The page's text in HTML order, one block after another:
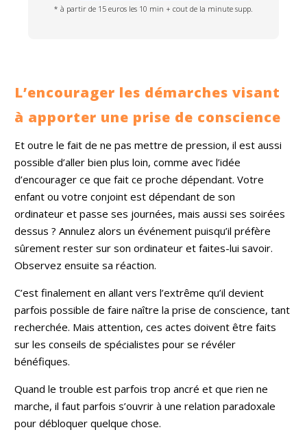
* à partir de 15 euros les 10 min + cout de la minute supp.
L’encourager les démarches visant
à apporter une prise de conscience
Et outre le fait de ne pas mettre de pression, il est aussi
possible d’aller bien plus loin, comme avec l’idée
d’encourager ce que fait ce proche dépendant. Votre
enfant ou votre conjoint est dépendant de son
ordinateur et passe ses journées, mais aussi ses soirées
dessus ? Annulez alors un événement puisqu’il préfère
sûrement rester sur son ordinateur et faites-lui savoir.
Observez ensuite sa réaction.
C’est finalement en allant vers l’extrême qu’il devient
parfois possible de faire naître la prise de conscience, tant
recherchée. Mais attention, ces actes doivent être faits
sur les conseils de spécialistes pour se révéler
bénéfiques.
Quand le trouble est parfois trop ancré et que rien ne
marche, il faut parfois s’ouvrir à une relation paradoxale
pour débloquer quelque chose.